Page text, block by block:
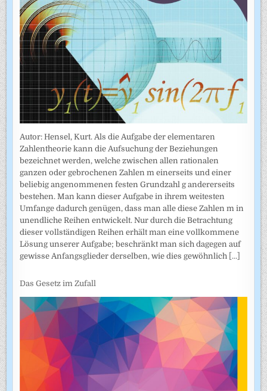
Autor: Hensel, Kurt. Als die Aufgabe der elementaren
Zahlentheorie kann die Aufsuchung der Beziehungen
bezeichnet werden, welche zwischen allen rationalen
ganzen oder gebrochenen Zahlen m einerseits und einer
beliebig angenommenen festen Grundzahl g andererseits
bestehen. Man kann dieser Aufgabe in ihrem weitesten
Umfange dadurch genügen, dass man alle diese Zahlen m in
unendliche Reihen entwickelt. Nur durch die Betrachtung
dieser vollständigen Reihen erhält man eine vollkommene
Lösung unserer Aufgabe; beschränkt man sich dagegen auf
gewisse Anfangsglieder derselben, wie dies gewöhnlich [...]
Das Gesetz im Zufall